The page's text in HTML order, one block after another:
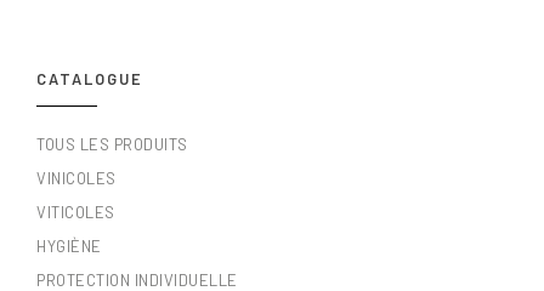
CATALOGUE
TOUS LES PRODUITS
VINICOLES
VITICOLES
HYGIÈNE
PROTECTION INDIVIDUELLE